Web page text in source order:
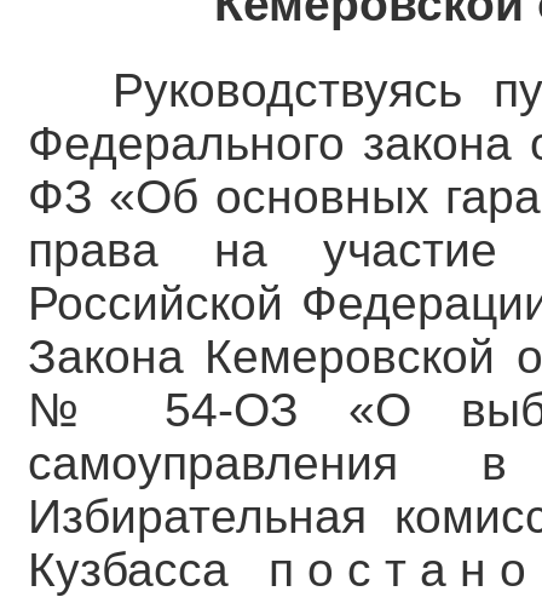
Руководствуясь
Федерального
ФЗ «Об основных
права на участие
Российской
Закона Кемеровской
№ 54-ОЗ «О
самоуправления
Избирательная
Кузбасса п о с т а н о